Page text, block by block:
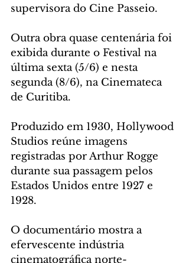
supervisora do Cine Passeio.
Outra obra quase centenária foi
exibida durante o Festival na
última sexta (5/6) e nesta
segunda (8/6), na Cinemateca
de Curitiba.
Produzido em 1930, Hollywood
Studios reúne imagens
registradas por Arthur Rogge
durante sua passagem pelos
Estados Unidos entre 1927 e
1928.
O documentário mostra a
efervescente indústria
cinematográfica norte-